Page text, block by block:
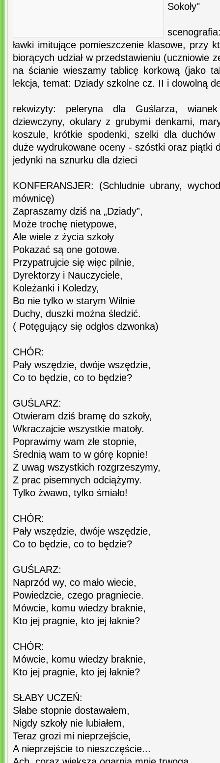
Sokoły"
ławki imitujące pomieszczenie klasowe, przy
biorących udział w przedstawieniu (uczniowie
na ścianie wieszamy tablicę korkową (jako
lekcja, temat: Dziady szkolne cz. II i dowolną
rekwizyty: peleryna dla Guślarza,
dziewczyny, okulary z grubymi denkami,
koszule, krótkie spodenki, szelki dla
duże wydrukowane oceny - szóstki oraz piątki
jedynki na sznurku dla dzieci
KONFERANSJER: (Schludnie ubrany,
mównicę)
Zapraszamy dziś na „Dziady”,
Może trochę nietypowe,
Ale wiele z życia szkoły
Pokazać są one gotowe.
Przypatrujcie się więc pilnie,
Dyrektorzy i Nauczyciele,
Koleżanki i Koledzy,
Bo nie tylko w starym Wilnie
Duchy, duszki można śledzić.
( Potęgujący się odgłos dzwonka)
CHÓR:
Pały wszędzie, dwóje wszędzie,
Co to będzie, co to będzie?
GUŚLARZ:
Otwieram dziś bramę do szkoły,
Wkraczajcie wszystkie matoły.
Poprawimy wam złe stopnie,
Średnią wam to w górę kopnie!
Z uwag wszystkich rozgrzeszymy,
Z prac pisemnych odciążymy.
Tylko żwawo, tylko śmiało!
CHÓR:
Pały wszędzie, dwóje wszędzie,
Co to będzie, co to będzie?
GUŚLARZ:
Naprzód wy, co mało wiecie,
Powiedzcie, czego pragniecie.
Mówcie, komu wiedzy braknie,
Kto jej pragnie, kto jej łaknie?
CHÓR:
Mówcie, komu wiedzy braknie,
Kto jej pragnie, kto jej łaknie?
SŁABY UCZEŃ:
Słabe stopnie dostawałem,
Nigdy szkoły nie lubiałem,
Teraz grozi mi nieprzejście,
A nieprzejście to nieszczęście...